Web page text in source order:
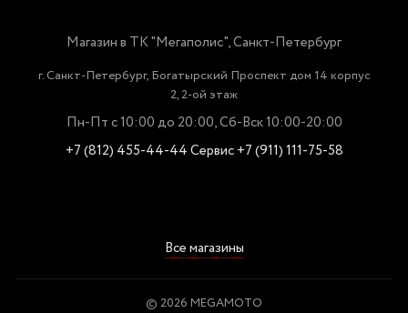
Магазин в ТК "Мегаполис", Санкт-Петербург
г. Санкт-Петербург, Богатырский Проспект дом 14 корпус
2, 2-ой этаж
Пн-Пт с 10:00 до 20:00, Сб-Вск 10:00-20:00
+7 (812) 455-44-44Сервис +7 (911) 111-75-58
Все магазины
© 2026 MEGAMOTO